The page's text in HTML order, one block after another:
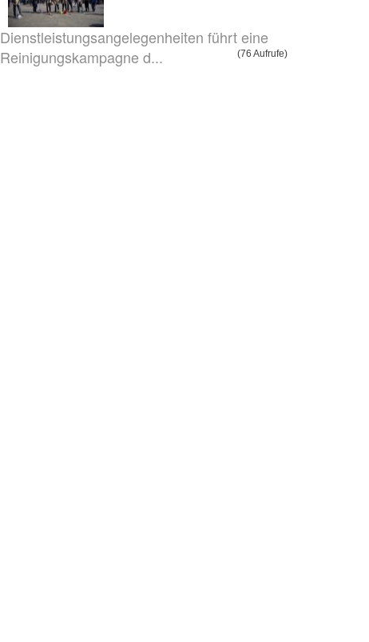
Dienstleistungsangelegenheiten führt eine
Reinigungskampagne d...
(76 Aufrufe)